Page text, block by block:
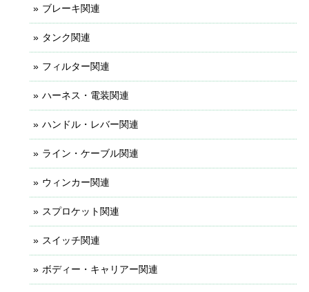
ブレーキ関連
タンク関連
フィルター関連
ハーネス・電装関連
ハンドル・レバー関連
ライン・ケーブル関連
ウィンカー関連
スプロケット関連
スイッチ関連
ボディー・キャリアー関連